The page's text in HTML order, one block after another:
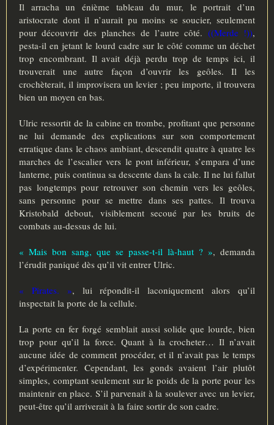
Il arracha un énième tableau du mur, le portrait d’un
aristocrate dont il n’aurait pu moins se soucier, seulement
pour découvrir des planches de l’autre côté. ((Merde !)),
pesta-il en jetant le lourd cadre sur le côté comme un déchet
trop encombrant. Il avait déjà perdu trop de temps ici, il
trouverait une autre façon d’ouvrir les geôles. Il les
crochèterait, il improvisera un levier ; peu importe, il trouvera
bien un moyen en bas.
Ulric ressortit de la cabine en trombe, profitant que personne
ne lui demande des explications sur son comportement
erratique dans le chaos ambiant, descendit quatre à quatre les
marches de l’escalier vers le pont inférieur, s’empara d’une
lanterne, puis continua sa descente dans la cale. Il ne lui fallut
pas longtemps pour retrouver son chemin vers les geôles,
sans personne pour se mettre dans ses pattes. Il trouva
Kristobald debout, visiblement secoué par les bruits de
combats au-dessus de lui.
« Mais bon sang, que se passe-t-il là-haut ? », demanda
l’érudit paniqué dès qu’il vit entrer Ulric.
« Pirates. », lui répondit-il laconiquement alors qu’il
inspectait la porte de la cellule.
La porte en fer forgé semblait aussi solide que lourde, bien
trop pour qu’il la force. Quant à la crocheter… Il n’avait
aucune idée de comment procéder, et il n’avait pas le temps
d’expérimenter. Cependant, les gonds avaient l’air plutôt
simples, comptant seulement sur le poids de la porte pour les
maintenir en place. S’il parvenait à la soulever avec un levier,
peut-être qu’il arriverait à la faire sortir de son cadre.